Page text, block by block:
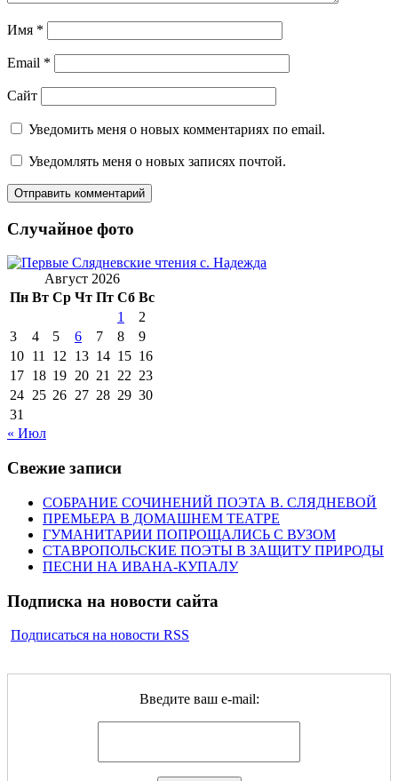
Имя *
Email *
Сайт
Уведомить меня о новых комментариях по email.
Уведомлять меня о новых записях почтой.
Случайное фото
Август 2026
Пн Вт Ср Чт Пт Сб Вс
1
2
3
4 5 6 7 8
9
10 11 12 13 14 15 16
17 18 19 20 21 22 23
24 25 26 27 28 29 30
31
« Июл
Свежие записи
СОБРАНИЕ СОЧИНЕНИЙ ПОЭТА В. СЛЯДНЕВОЙ
ПРЕМЬЕРА В ДОМАШНЕМ ТЕАТРЕ
ГУМАНИТАРИИ ПОПРОЩАЛИСЬ С ВУЗОМ
СТАВРОПОЛЬСКИЕ ПОЭТЫ В ЗАЩИТУ ПРИРОДЫ
ПЕСНИ НА ИВАНА-КУПАЛУ
Подписка на новости сайта
Подписаться на новости RSS
Введите ваш e-mail: